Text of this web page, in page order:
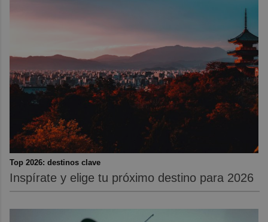
Top 2026: destinos clave
Inspírate y elige tu próximo destino para 2026